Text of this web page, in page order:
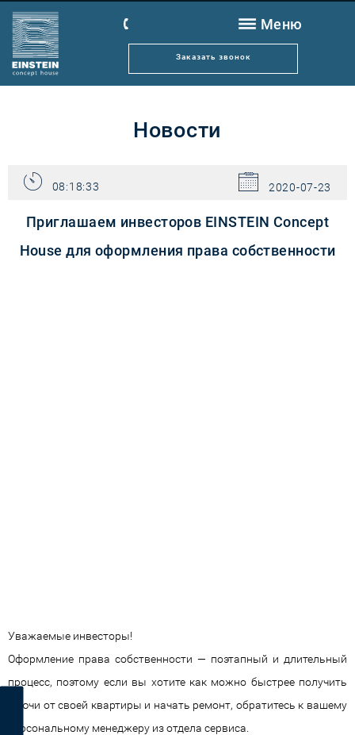
Архитектура
Строительство
Client Tech
Заказать звонок
Меню
Новости
08:18:33 2020-07-23
Приглашаем инвесторов EINSTEIN Concept
House для оформления права собственности
Уважаемые инвесторы!
Оформление права собственности — поэтапный и длительный
процесс, поэтому если вы хотите как можно быстрее получить
ключи от своей квартиры и начать ремонт, обратитесь к вашему
персональному менеджеру из отдела сервиса.